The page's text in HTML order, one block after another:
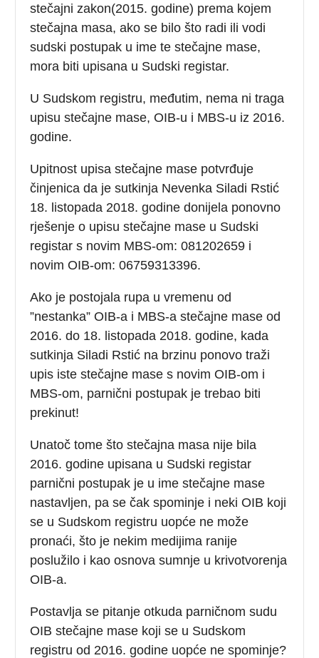
stečajni zakon(2015. godine) prema kojem
stečajna masa, ako se bilo što radi ili vodi
sudski postupak u ime te stečajne mase,
mora biti upisana u Sudski registar.
U Sudskom registru, međutim, nema ni traga
upisu stečajne mase, OIB-u i MBS-u iz 2016.
godine.
Upitnost upisa stečajne mase potvrđuje
činjenica da je sutkinja Nevenka Siladi Rstić
18. listopada 2018. godine donijela ponovno
rješenje o upisu stečajne mase u Sudski
registar s novim MBS-om: 081202659 i
novim OIB-om: 06759313396.
Ako je postojala rupa u vremenu od
”nestanka” OIB-a i MBS-a stečajne mase od
2016. do 18. listopada 2018. godine, kada
sutkinja Siladi Rstić na brzinu ponovo traži
upis iste stečajne mase s novim OIB-om i
MBS-om, parnični postupak je trebao biti
prekinut!
Unatoč tome što stečajna masa nije bila
2016. godine upisana u Sudski registar
parnični postupak je u ime stečajne mase
nastavljen, pa se čak spominje i neki OIB koji
se u Sudskom registru uopće ne može
pronaći, što je nekim medijima ranije
poslužilo i kao osnova sumnje u krivotvorenja
OIB-a.
Postavlja se pitanje otkuda parničnom sudu
OIB stečajne mase koji se u Sudskom
registru od 2016. godine uopće ne spominje?